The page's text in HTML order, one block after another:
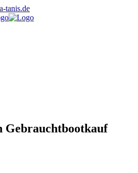
tanis.de
Gebrauchtbootkauf